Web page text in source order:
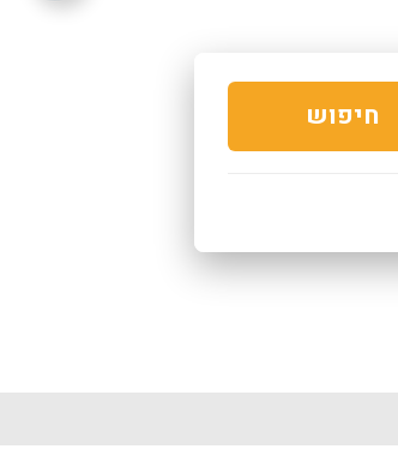
חיפוש